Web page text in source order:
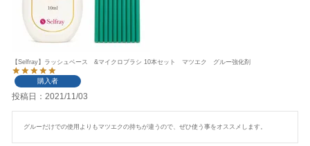
【Selfray】ラッシュベース &マイクロブラシ 10本セット マツエク グルー強化剤
購入者
投稿日 2021/11/03
グルーだけでの使用よりもマツエクの持ちが違うので、ぜひ使う事をオススメします。